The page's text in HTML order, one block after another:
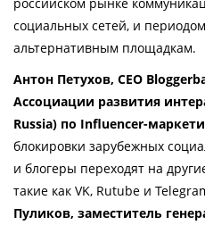
социальных сетей, и
альтернативным площадкам.
Антон Петухов, CEO
Ассоциации развития
Russia) по Influencer-
блокировки зарубежных
и блогеры переходят на
такие как VK, Rutube и
Пуликов, заместитель